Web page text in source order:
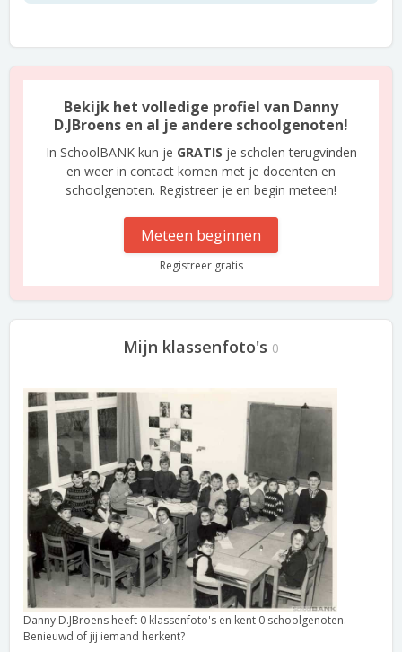
Bekijk het volledige profiel van Danny
D.JBroens en al je andere schoolgenoten!
In SchoolBANK kun je GRATIS je scholen terugvinden
en weer in contact komen met je docenten en
schoolgenoten. Registreer je en begin meteen!
Meteen beginnen
Registreer gratis
Mijn klassenfoto's 0
Danny D.JBroens heeft 0 klassenfoto's en kent 0 schoolgenoten.
Benieuwd of jij iemand herkent?